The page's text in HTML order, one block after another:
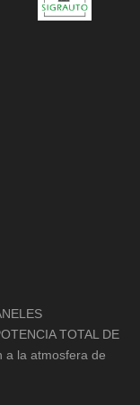
TOTAL DE
a la atmosfera de